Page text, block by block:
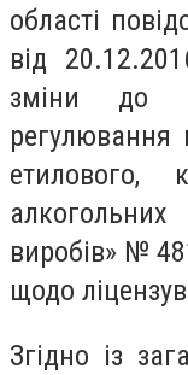
області
від
зміни до
регулювання
етилового,
виробів» №
щодо
Згідно із